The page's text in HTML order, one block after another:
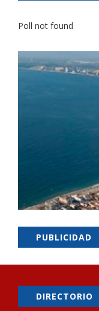
Poll not found
PUBLICIDAD
DIRECTORIO